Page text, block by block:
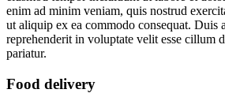
enim ad minim veniam, quis nostrud
ut aliquip ex ea commodo consequat. Duis
reprehenderit in voluptate velit esse cillum
pariatur.
Food delivery